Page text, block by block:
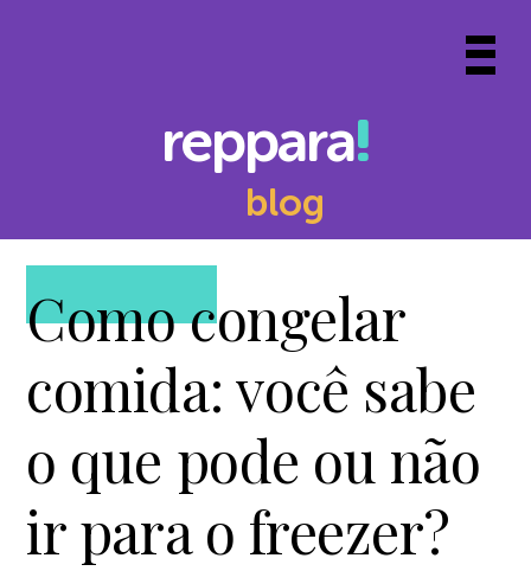
reppara
blog
Como congelar
comida: você sabe
o que pode ou não
ir para o freezer?